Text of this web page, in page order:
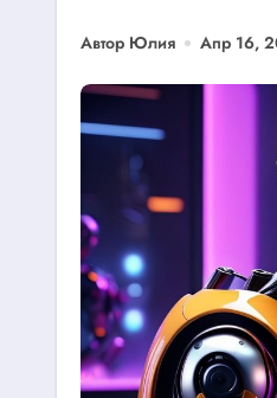
Автор Юлия Апр 16,